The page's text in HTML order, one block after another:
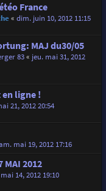
France
« dim. juin 10, 2012 11:15
MAJ du30/05
83« jeu. mai 31, 2012
ligne !
21, 2012 20:54
mai 19, 2012 17:16
MAI 2012
14, 2012 19:10